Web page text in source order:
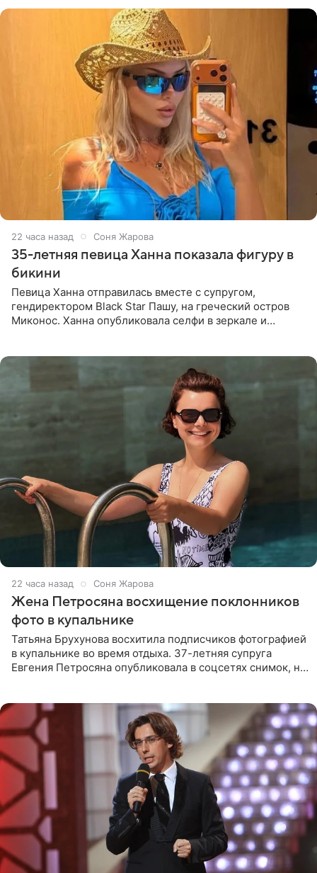
22 часа назад Соня Жарова
35-летняя певица Ханна показала фигуру в
бикини
Певица Ханна отправилась вместе с супругом,
гендиректором Black Star Пашу, на греческий остров
Миконос. Ханна опубликовала селфи в зеркале и
22 часа назад Соня Жарова
Жена Петросяна восхищение поклонников
фото в купальнике
Татьяна Брухунова восхитила подписчиков фотографией
в купальнике во время отдыха. 37-летняя супруга
Евгения Петросяна опубликовала в соцсетях снимок, на